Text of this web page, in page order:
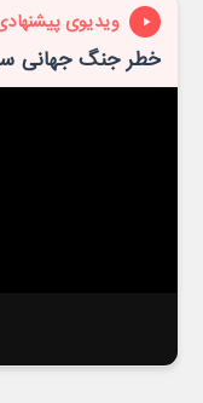
ویدیوی
خطر جنگ جهانی